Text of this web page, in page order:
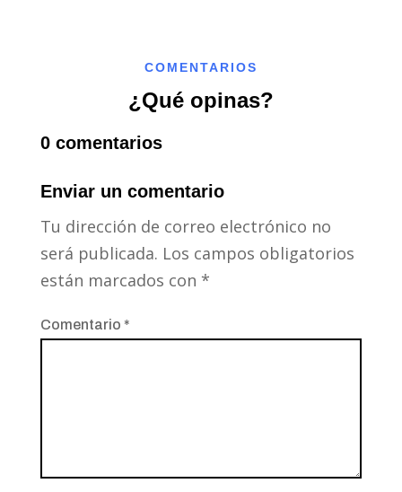
COMENTARIOS
¿Qué opinas?
0 comentarios
Enviar un comentario
Tu dirección de correo electrónico no
será publicada. Los campos obligatorios
están marcados con *
Comentario *